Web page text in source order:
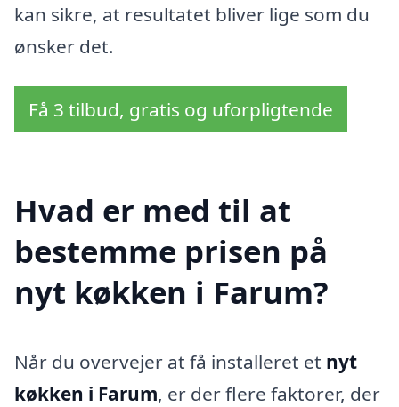
kan sikre, at resultatet bliver lige som du
ønsker det.
Få 3 tilbud, gratis og uforpligtende
Hvad er med til at
bestemme prisen på
nyt køkken i Farum?
Når du overvejer at få installeret et nyt
køkken i Farum, er der flere faktorer, der